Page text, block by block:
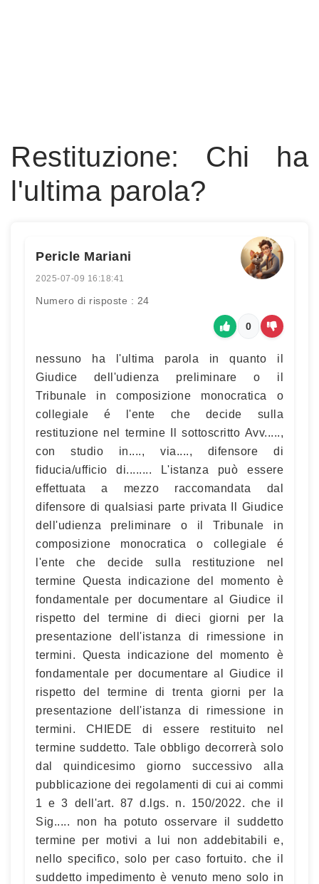
Restituzione: Chi ha
l'ultima parola?
Pericle Mariani
2025-07-09 16:18:41
Numero di risposte : 24
0
nessuno ha l'ultima parola in quanto il
Giudice dell'udienza preliminare o il
Tribunale in composizione monocratica o
collegiale é l'ente che decide sulla
restituzione nel termine Il sottoscritto Avv.....,
con studio in...., via...., difensore di
fiducia/ufficio di........ L'istanza può essere
effettuata a mezzo raccomandata dal
difensore di qualsiasi parte privata Il Giudice
dell'udienza preliminare o il Tribunale in
composizione monocratica o collegiale é
l'ente che decide sulla restituzione nel
termine Questa indicazione del momento è
fondamentale per documentare al Giudice il
rispetto del termine di dieci giorni per la
presentazione dell'istanza di rimessione in
termini. Questa indicazione del momento è
fondamentale per documentare al Giudice il
rispetto del termine di trenta giorni per la
presentazione dell'istanza di rimessione in
termini. CHIEDE di essere restituito nel
termine suddetto. Tale obbligo decorrerà solo
dal quindicesimo giorno successivo alla
pubblicazione dei regolamenti di cui ai commi
1 e 3 dell'art. 87 d.lgs. n. 150/2022. che il
Sig..... non ha potuto osservare il suddetto
termine per motivi a lui non addebitabili e,
nello specifico, solo per caso fortuito. che il
suddetto impedimento è venuto meno solo in